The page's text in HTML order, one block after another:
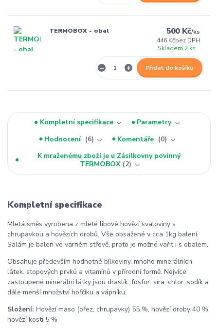
TERMOBOX - obal 500 Kč/ks
446 Kčbez DPH
Skladem 2 ks
Přidat do košíku
Kompletní specifikace
Parametry
Hodnocení
6 Komentáře
0
K mraženému zboží je u Zásilkovny povinný
TERMOBOX 2
Kompletní specifikace
Mletá směs vyrobena z mleté libové hovězí svaloviny s
chrupavkou a hovězích drobů. Vše obsažené v cca 1kg balení.
Salám je balen ve varném střevě, proto je možné vařit i s obalem.
Obsahuje především hodnotné bílkoviny. mnoho minerálních
látek. stopových prvků a vitamínů v přírodní formě. Nejvíce
zastoupené minerální látky jsou draslík. fosfor. síra. chlor. sodík a
dále menší množství hořčíku a vápníku.
Složení: Hovězí maso (ořez, chrupavky) 55 %, hovězí droby 40 %,
hovězí kosti 5 %